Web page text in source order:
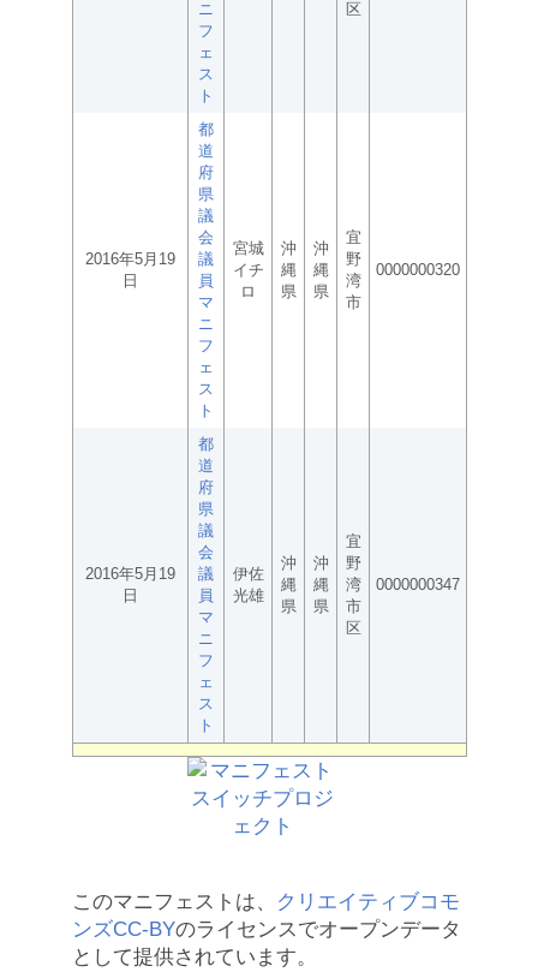
ニ
フ
ェ
ス
ト
区
2016年5月19
日
都
道
府
県
議
会
議
員
マ
ニ
フ
ェ
ス
ト
宮城
イチ
ロ
沖
縄
県
沖
縄
県
宜
野
湾
市
0000000320
2016年5月19
日
都
道
府
県
議
会
議
員
マ
ニ
フ
ェ
ス
ト
伊佐
光雄
沖
縄
県
沖
縄
県
宜
野
湾
市
区
0000000347
このマニフェストは、
クリエイティブコモ
ンズCC-BYのライセンスでオープンデータ
として提供されています。